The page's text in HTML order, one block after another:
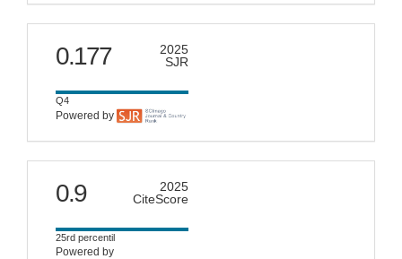
scimago
0.177
2025
SJR
Q4
Powered by
citescore
0.9
2025
CiteScore
25rd percentil
Powered by